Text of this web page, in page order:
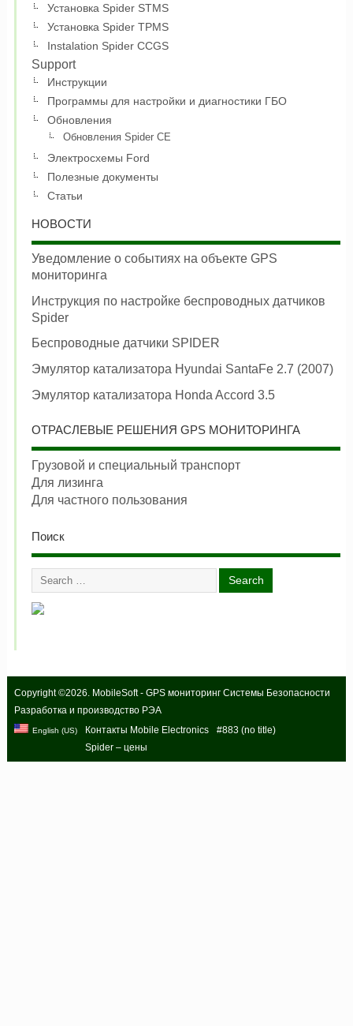
Установка Spider STMS
Установка Spider TPMS
Instalation Spider CCGS
Support
Инструкции
Программы для настройки и диагностики ГБО
Обновления
Обновления Spider CE
Электросхемы Ford
Полезные документы
Статьи
НОВОСТИ
Уведомление о событиях на объекте GPS
мониторинга
Инструкция по настройке беспроводных датчиков
Spider
Беспроводные датчики SPIDER
Эмулятор катализатора Hyundai SantaFe 2.7 (2007)
Эмулятор катализатора Honda Accord 3.5
ОТРАСЛЕВЫЕ РЕШЕНИЯ GPS МОНИТОРИНГА
Грузовой и специальный транспорт
Для лизинга
Для частного пользования
Поиск
Copyright ©2026. MobileSoft - GPS мониторинг Системы Безопасности
Разработка и производство РЭА
English (US) Контакты Mobile Electronics
#883 (no title)
Spider – цены